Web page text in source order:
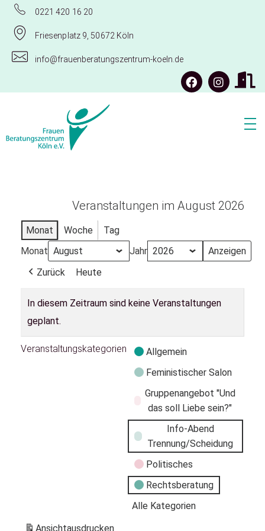
0221 420 16 20
Friesenplatz 9, 50672 Köln
info@frauenberatungszentrum-koeln.de
Veranstaltungen im August 2026
Monat Woche
Tag
Monat
Jahr
Zurück
Heute
In diesem Zeitraum sind keine Veranstaltungen
geplant.
Veranstaltungskategorien
Allgemein
Feministischer Salon
Gruppenangebot "Und
das soll Liebe sein?"
Info-Abend
Trennung/Scheidung
Politisches
Rechtsberatung
Alle Kategorien
Ansichtausdrucken